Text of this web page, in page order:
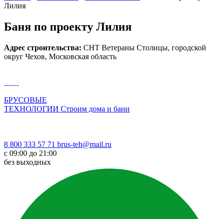
Лилия
Баня по проекту Лилия
Адрес строительства: СНТ Ветераны Столицы, городской
округ Чехов, Московская область
БРУСОВЫЕ
ТЕХНОЛОГИИ Строим дома и бани
8 800 333 57 71 brus-teh@mail.ru
с 09:00 до 21:00
без выходных